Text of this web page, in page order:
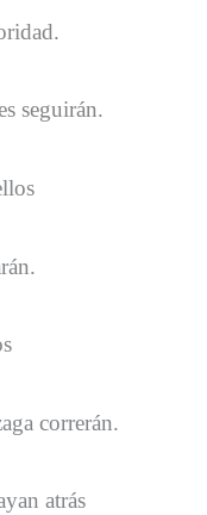
seguirán.
correrán.
atrás